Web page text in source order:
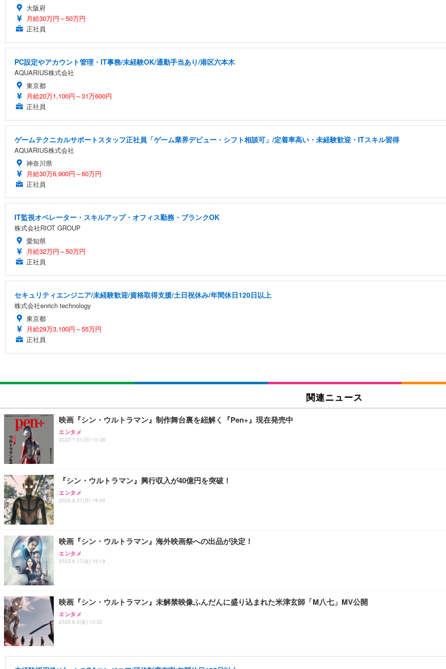
大阪府
月給30万円～50万円
正社員
PC設定やアカウント管理・IT事務/未経験OK/通勤手当あり/港区六本木
AQUARIUS株式会社
東京都
月給20万1,100円～31万600円
正社員
ゲームテクニカルサポートスタッフ正社員「ゲーム業界デビュー・シフト相談可」/定着率高い・未経験歓迎・ITスキル習得
AQUARIUS株式会社
神奈川県
月給30万6,900円～60万円
正社員
IT監視オペレーター・スキルアップ・オフィス勤務・ブランクOK
株式会社RIOT GROUP
愛知県
月給32万円～50万円
正社員
セキュリティエンジニア/未経験歓迎/資格取得支援/土日祝休み/年間休日120日以上
株式会社enrich technology
東京都
月給29万3,100円～55万円
正社員
関連ニュース
映画『シン・ウルトラマン』制作舞台裏を紐解く『Pen+』現在発売中
エンタメ
2022.7.31(日) 10:38
『シン・ウルトラマン』興行収入が40億円を突破！
エンタメ
2022.6.27(月) 19:00
映画『シン・ウルトラマン』海外映画祭への出品が決定！
エンタメ
2022.6.17(金) 15:18
映画『シン・ウルトラマン』未解禁映像ふんだんに盛り込まれた米津玄師「M八七」MV公開
エンタメ
2022.6.3(金) 13:32